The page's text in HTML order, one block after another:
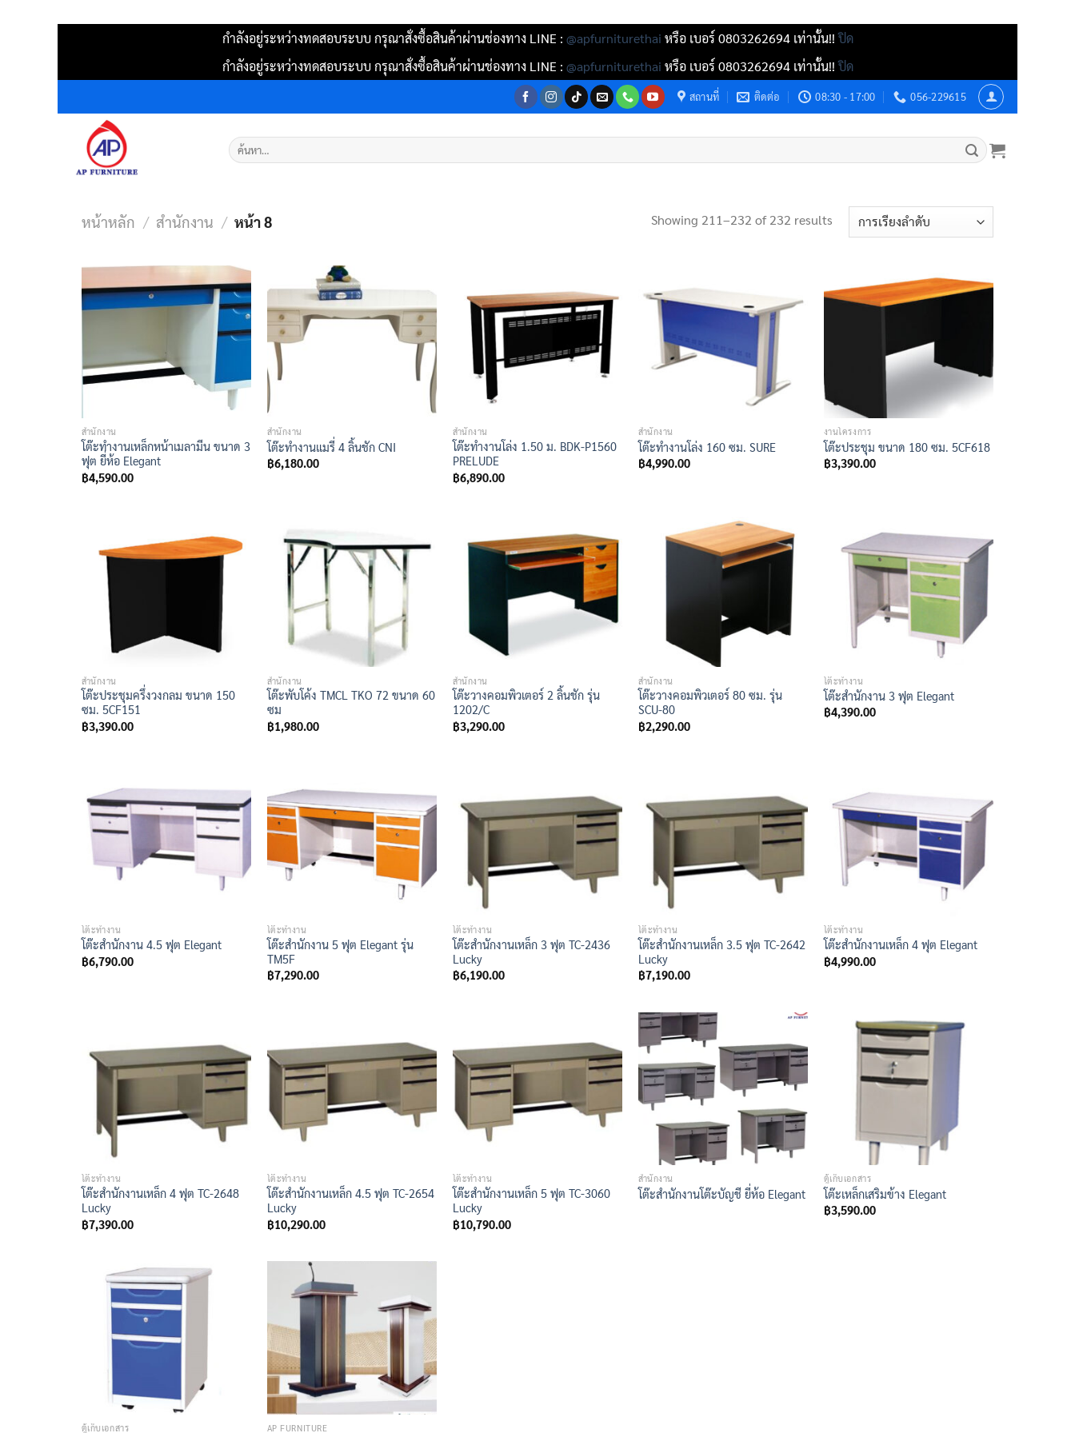
กำลังอยู่ระหว่างทดสอบระบบ กรุณาสั่งซื้อสินค้าผ่านช่องทาง LINE : @apfurniturethai หรือ เบอร์ 0803262694 เท่านั้น!!ปิด
กำลังอยู่ระหว่างทดสอบระบบ กรุณาสั่งซื้อสินค้าผ่านช่องทาง LINE : @apfurniturethai หรือ เบอร์ 0803262694 เท่านั้น!!ปิด
เนื้อหา
สถานที่ ติดต่อ 08:30 - 17:00 056-229615
ค้นหา:
หน้าหลัก / สำนักงาน / หน้า 8 Showing 211–232 of 232 results
สำนักงาน
โต๊ะทำงานเหล็กหน้าเมลามีน ขนาด 3
ฟุต ยี่ห้อ Elegant
฿4,590.00
สำนักงาน
โต๊ะทำงานแมรี่ 4 ลิ้นชัก CNI
฿6,180.00
สำนักงาน
โต๊ะทำงานโล่ง 1.50 ม. BDK-P1560
PRELUDE
฿6,890.00
สำนักงาน
โต๊ะทำงานโล่ง 160 ซม. SURE
฿4,990.00
งานโครงการ
โต๊ะประชุม ขนาด 180 ซม. 5CF618
฿3,390.00
สำนักงาน
โต๊ะประชุมครึ่งวงกลม ขนาด 150
ซม. 5CF151
฿3,390.00
สำนักงาน
โต๊ะพับโค้ง TMCL TKO 72 ขนาด 60
ซม
฿1,980.00
สำนักงาน
โต๊ะวางคอมพิวเตอร์ 2 ลิ้นชัก รุ่น
1202/C
฿3,290.00
สำนักงาน
โต๊ะวางคอมพิวเตอร์ 80 ซม. รุ่น
SCU-80
฿2,290.00
โต๊ะทำงาน
โต๊ะสำนักงาน 3 ฟุต Elegant
฿4,390.00
โต๊ะทำงาน
โต๊ะสำนักงาน 4.5 ฟุต Elegant
฿6,790.00
โต๊ะทำงาน
โต๊ะสำนักงาน 5 ฟุต Elegant รุ่น
TM5F
฿7,290.00
โต๊ะทำงาน
โต๊ะสำนักงานเหล็ก 3 ฟุต TC-2436
Lucky
฿6,190.00
โต๊ะทำงาน
โต๊ะสำนักงานเหล็ก 3.5 ฟุต TC-2642
Lucky
฿7,190.00
โต๊ะทำงาน
โต๊ะสำนักงานเหล็ก 4 ฟุต Elegant
฿4,990.00
โต๊ะทำงาน
โต๊ะสำนักงานเหล็ก 4 ฟุต TC-2648
Lucky
฿7,390.00
โต๊ะทำงาน
โต๊ะสำนักงานเหล็ก 4.5 ฟุต TC-2654
Lucky
฿10,290.00
โต๊ะทำงาน
โต๊ะสำนักงานเหล็ก 5 ฟุต TC-3060
Lucky
฿10,790.00
สำนักงาน
โต๊ะสำนักงานโต๊ะบัญชี ยี่ห้อ Elegant
ตู้เก็บเอกสาร
โต๊ะเหล็กเสริมข้าง Elegant
฿3,590.00
ตู้เก็บเอกสาร AP FURNITURE